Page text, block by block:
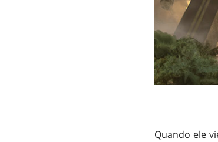
Quando ele